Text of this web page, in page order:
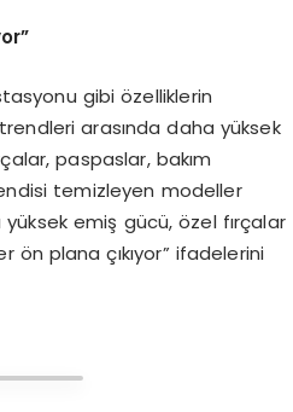
gibi özelliklerin
arasında daha yüksek
paspaslar, bakım
temizleyen modeller
emiş gücü, özel fırçalar
ön plana çıkıyor” ifadelerini